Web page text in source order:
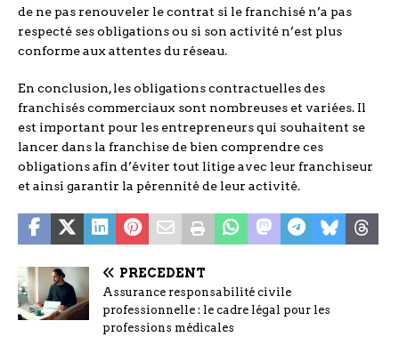
de ne pas renouveler le contrat si le franchisé n’a pas
respecté ses obligations ou si son activité n’est plus
conforme aux attentes du réseau.
En conclusion, les obligations contractuelles des
franchisés commerciaux sont nombreuses et variées. Il
est important pour les entrepreneurs qui souhaitent se
lancer dans la franchise de bien comprendre ces
obligations afin d’éviter tout litige avec leur franchiseur
et ainsi garantir la pérennité de leur activité.
PRÉCÉDENT
Assurance responsabilité civile
professionnelle : le cadre légal pour les
professions médicales